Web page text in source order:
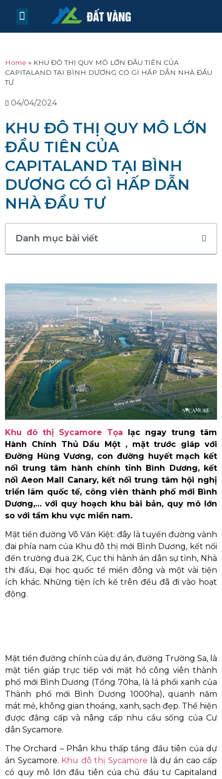
Home » KHU ĐÔ THỊ QUY MÔ LỚN ĐẦU TIÊN CỦA
CAPITALAND TẠI BÌNH DƯƠNG CÓ GÌ HẤP DẪN NHÀ ĐẦU
TƯ
04/04/2024
KHU ĐÔ THỊ QUY MÔ LỚN
ĐẦU TIÊN CỦA
CAPITALAND TẠI BÌNH
DƯƠNG CÓ GÌ HẤP DẪN
NHÀ ĐẦU TƯ
Danh mục bài viết
Khu đô thị Sycamore Tọa lạc ngay trung tâm
Hành Chính Thủ Dầu Một , mặt trước giáp với
Đường Hùng Vương, con đường huyết mạch kết
nối trung tâm hành chính tỉnh Bình Dương, kết
nối Aeon Mall Canary, kết nối trung tâm hội nghị
triển lãm quốc tế, công viên thành phố mới Bình
Dương,… với quy hoạch khu bài bản, quy mô lớn
so với tầm khu vực miền nam.
Mặt tiền đường Võ Văn Kiệt: đây là tuyến đường vành
đai phía nam của Khu đô thị mới Bình Dương, kết nối
đến trường đua 2K, Cục thi hành án dân sự tỉnh, Nhà
thi đấu, Đại học quốc tế miền đông và một vài tiện
ích khác. Những tiện ích kể trên đều đã đi vào hoạt
động.
Mặt tiền đường chính của dự án, đường Trường Sa, là
mặt tiền giáp trực tiếp với mặt hồ công viên thành
phố mới Bình Dương (Tổng 70ha, là lá phổi xanh của
Thành phố mới Bình Dương 1000ha), quanh năm
mát mẻ, không gian thoáng, xanh, sạch đẹp. Thể hiện
được đẳng cấp và nâng cấp nhu cầu sống của Cư
dân Sycamore.
The Orchard – Phân khu thấp tầng đầu tiên của dự
án Sycamore. Khu đô thị Sycamore là dự án cao cấp
có quy mô lớn đầu tiên của chủ đầu tư Capitaland